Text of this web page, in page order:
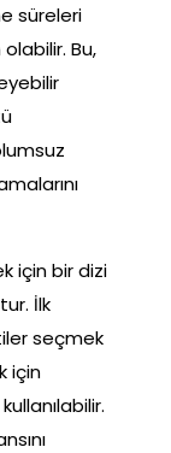
süreleri
Bu,
için bir dizi
İlk
seçmek
için